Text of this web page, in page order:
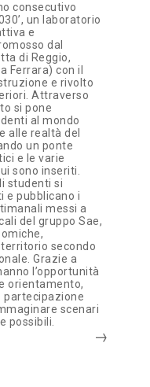
consecutivo
un laboratorio
e
dal
di Reggio,
Ferrara) con il
e rivolto
Attraverso
si pone
al mondo
alle realtà del
un ponte
e le varie
sono inseriti.
studenti si
e pubblicano i
messi a
del gruppo Sae,
secondo
Grazie a
l’opportunità
orientamento,
partecipazione
scenari
possibili.